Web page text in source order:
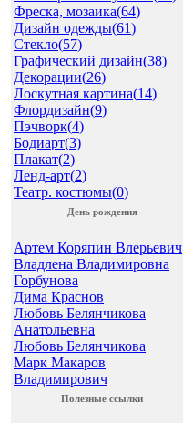
Фреска, мозаика(64)
Дизайн одежды(61)
Стекло(57)
Графический дизайн(38)
Декорации(26)
Лоскутная картина(14)
Флордизайн(9)
Пэчворк(4)
Бодиарт(3)
Плакат(2)
Ленд-арт(2)
Театр. костюмы(0)
День рождения
Артем Коряпин Влерьевич
Владлена Владимировна
Горбунова
Дима Краснов
Любовь Белянчикова
Анатольевна
Любовь Белянчикова
Марк Макаров
Владимирович
Полезные ссылки